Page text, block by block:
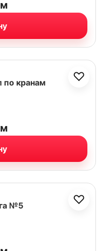
♡
по кранам
♡
№5